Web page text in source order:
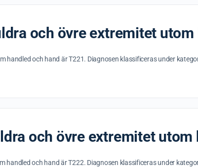
och övre extremitet utom
handled och hand är T221. Diagnosen klassificeras under
och övre extremitet utom
handled och hand är T222. Diagnosen klassificeras under